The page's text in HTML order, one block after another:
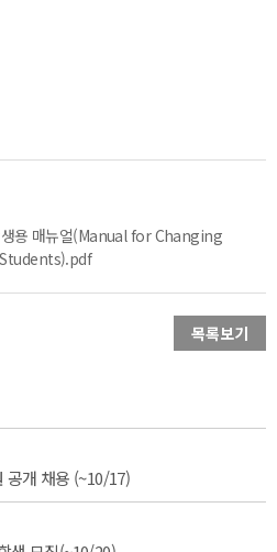
생용 매뉴얼(Manual for Changing
목록보기
공개 채용 (~10/17)